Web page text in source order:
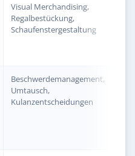
Visual Merchandising,
Regalbestückung,
Schaufenstergestaltung
Beschwerdemanagement,
Umtausch,
Kulanzentscheidungen